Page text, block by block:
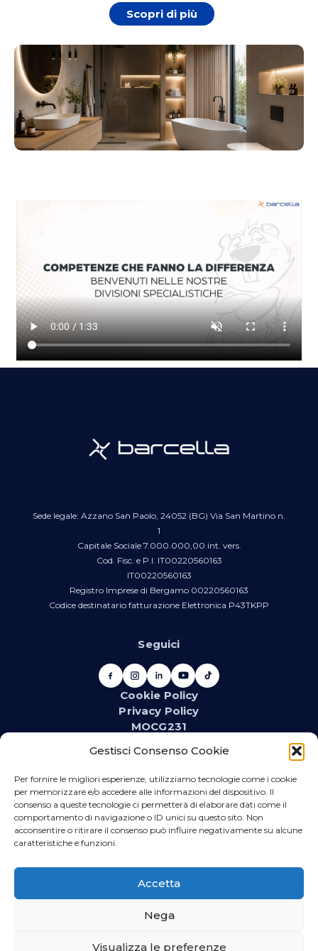
Gestisci Consenso Cookie
Per fornire le migliori esperienze, utilizziamo tecnologie come i cookie
per memorizzare e/o accedere alle informazioni del dispositivo. Il
consenso a queste tecnologie ci permetterà di elaborare dati come il
comportamento di navigazione o ID unici su questo sito. Non
acconsentire o ritirare il consenso può influire negativamente su alcune
caratteristiche e funzioni.
Accetta
Nega
Visualizza le preferenze
Scopri di più
Sede legale: Azzano San Paolo, 24052 (BG) Via San Martino n.
1
Capitale Sociale 7.000.000,00 int. vers.
Cod. Fisc. e P.I. IT00220560163
IT00220560163
Registro Imprese di Bergamo 00220560163
Codice destinatario fatturazione Elettronica P43TKPP
Seguici
Cookie Policy
Privacy Policy
MOCG231
promozioni, eventi e contenuti dedicati.
WhatsApp
ed elettrico.